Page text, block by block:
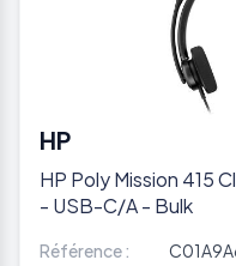
HP
HP Poly Mission 415
- USB-C/A - Bulk
Référence :